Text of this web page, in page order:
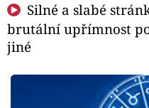
Silné a slabé
brutální upřímnost
jiné